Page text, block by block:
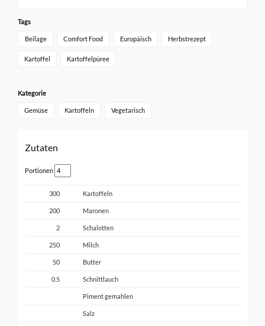
Tags
Beilage Comfort Food Europäisch Herbstrezept
Kartoffel Kartoffelpüree
Kategorie
Gemüse Kartoffeln Vegetarisch
Zutaten
Portionen
300 Kartoffeln
200 Maronen
2 Schalotten
250 Milch
50 Butter
0.5 Schnittlauch
Piment gemahlen
Salz